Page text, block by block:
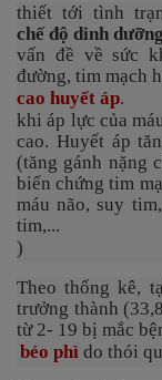
thiết tới tình
chế độ dinh
vấn đề về sức
đường, tim mạch
cao huyết áp.
khi áp lực của
cao. Huyết áp
(tăng gánh nặng
biến chứng tim
máu não, suy
tim,...
)
Theo thống kê,
trưởng thành
từ 2- 19 bị mắc
béo phì do thói